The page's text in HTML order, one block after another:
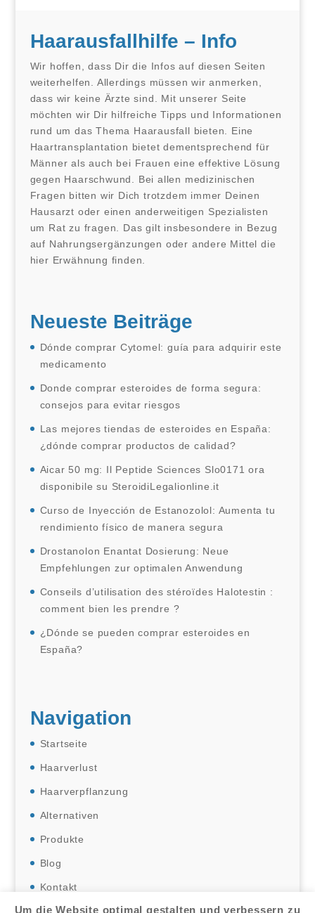
Haarausfallhilfe – Info
Wir hoffen, dass Dir die Infos auf diesen Seiten
weiterhelfen. Allerdings müssen wir anmerken,
dass wir keine Ärzte sind. Mit unserer Seite
möchten wir Dir hilfreiche Tipps und Informationen
rund um das Thema Haarausfall bieten. Eine
Haartransplantation bietet dementsprechend für
Männer als auch bei Frauen eine effektive Lösung
gegen Haarschwund. Bei allen medizinischen
Fragen bitten wir Dich trotzdem immer Deinen
Hausarzt oder einen anderweitigen Spezialisten
um Rat zu fragen. Das gilt insbesondere in Bezug
auf Nahrungsergänzungen oder andere Mittel die
hier Erwähnung finden.
Neueste Beiträge
Dónde comprar Cytomel: guía para adquirir este
medicamento
Donde comprar esteroides de forma segura:
consejos para evitar riesgos
Las mejores tiendas de esteroides en España:
¿dónde comprar productos de calidad?
Aicar 50 mg: Il Peptide Sciences Slo0171 ora
disponibile su SteroidiLegalionline.it
Curso de Inyección de Estanozolol: Aumenta tu
rendimiento físico de manera segura
Drostanolon Enantat Dosierung: Neue
Empfehlungen zur optimalen Anwendung
Conseils d’utilisation des stéroïdes Halotestin :
comment bien les prendre ?
¿Dónde se pueden comprar esteroides en
España?
Navigation
Startseite
Haarverlust
Haarverpflanzung
Alternativen
Produkte
Blog
Kontakt
Um die Website optimal gestalten und verbessern zu